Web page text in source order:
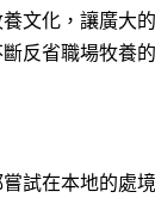
文化，讓廣大
反省職場牧養
試在本地的處